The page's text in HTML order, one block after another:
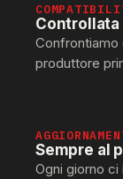
Controllata
Confrontiamo
produttore
Sempre al
Ogni giorno